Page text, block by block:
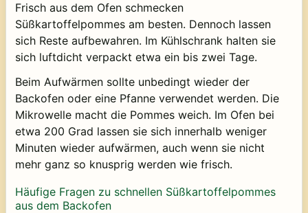
Frisch aus dem Ofen schmecken
Süßkartoffelpommes am besten. Dennoch lassen
sich Reste aufbewahren. Im Kühlschrank halten sie
sich luftdicht verpackt etwa ein bis zwei Tage.
Beim Aufwärmen sollte unbedingt wieder der
Backofen oder eine Pfanne verwendet werden. Die
Mikrowelle macht die Pommes weich. Im Ofen bei
etwa 200 Grad lassen sie sich innerhalb weniger
Minuten wieder aufwärmen, auch wenn sie nicht
mehr ganz so knusprig werden wie frisch.
Häufige Fragen zu schnellen Süßkartoffelpommes
aus dem Backofen